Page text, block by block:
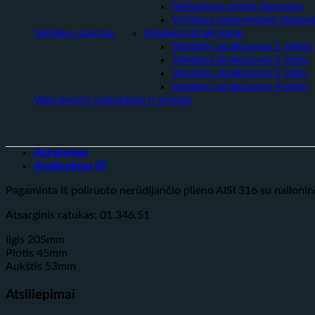
Vandens sportas
Nailoninės unisex liemenės
Vyriškos neopreninės
Vandens atrakcionai
Vandens atrakcionai 1 vietos
Vandens atrakcionai 2 vietų
Vandens atrakcionai 3 vietų
Vandens atrakcionai 4 vietų
Vėjo greičio matuokliai ir priedai
Aprašymas
Atsiliepimai (0)
Pagaminta iš poliruoto nerūdijančio plieno AISI 316 su
Atsarginis ratukas: 01.346.51
Ilgis 205mm
Plotis 45mm
Aukštis 53mm
Atsiliepimai